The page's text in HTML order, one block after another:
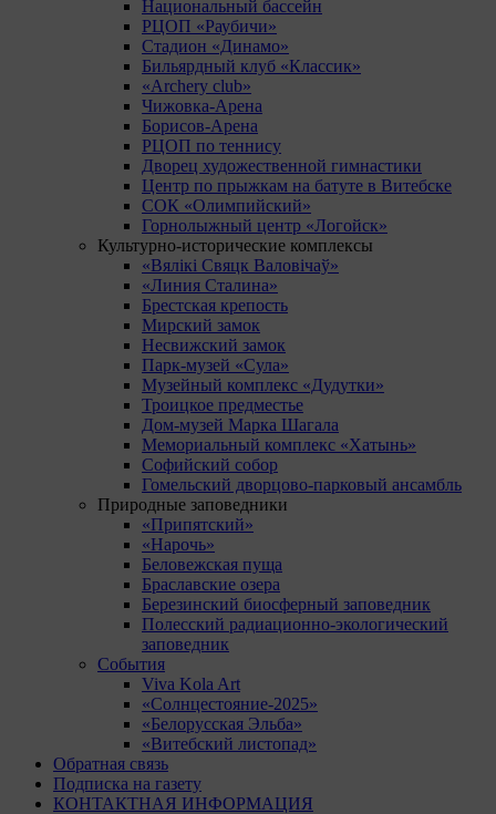
Национальный бассейн
РЦОП «Раубичи»
Стадион «Динамо»
Бильярдный клуб «Классик»
«Archery club»
Чижовка-Арена
Борисов-Арена
РЦОП по теннису
Дворец художественной гимнастики
Центр по прыжкам на батуте в Витебске
СОК «Олимпийский»
Горнолыжный центр «Логойск»
Культурно-исторические комплексы
«Вялікі Свяцк Валовічаў»
«Линия Сталина»
Брестская крепость
Мирский замок
Несвижский замок
Парк-музей «Сула»
Музейный комплекс «Дудутки»
Троицкое предместье
Дом-музей Марка Шагала
Мемориальный комплекс «Хатынь»
Софийский собор
Гомельский дворцово-парковый ансамбль
Природные заповедники
«Припятский»
«Нарочь»
Беловежская пуща
Браславские озера
Березинский биосферный заповедник
Полесский радиационно-экологический
заповедник
События
Viva Kola Art
«Солнцестояние-2025»
«Белорусская Эльба»
«Витебский листопад»
Обратная связь
Подписка на газету
КОНТАКТНАЯ ИНФОРМАЦИЯ